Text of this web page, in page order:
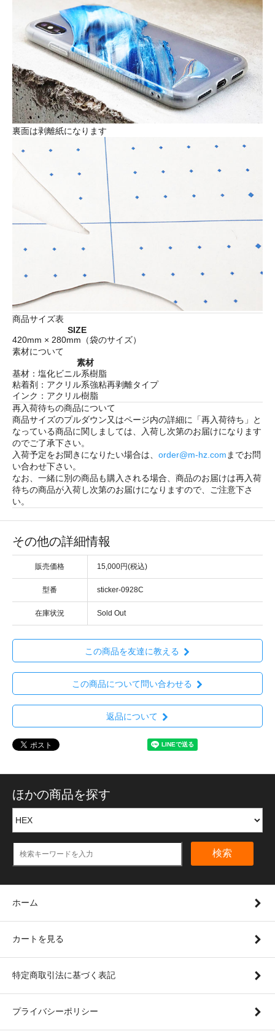
裏面は剥離紙になります
商品サイズ表
SIZE
420mm × 280mm（袋のサイズ）
素材について
素材
基材：塩化ビニル系樹脂
粘着剤：アクリル系強粘再剥離タイプ
インク：アクリル樹脂
再入荷待ちの商品について
商品サイズのプルダウン又はページ内の詳細に「再入荷待ち 」と
なっている商品に関しましては、入荷し次第のお届けになります
のでご了承下さい。
入荷予定をお聞きになりたい場合は、 order@m-hz.comまでお問
い合わせ下さい。
なお、一緒に別の商品も購入される場合、商品のお届けは再入荷
待ちの商品が入荷し次第のお届けになりますので、ご注意下さ
い。
その他の詳細情報
販売価格 15,000円(税込)
型番 sticker-0928C
在庫状況 Sold Out
この商品を友達に教える
この商品について問い合わせる
返品について
ほかの商品を探す
検索
ホーム
カートを見る
特定商取引法に基づく表記
プライバシーポリシー